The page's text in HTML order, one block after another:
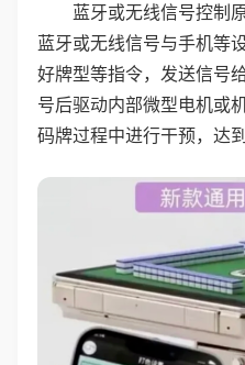
蓝牙或无线信号控制
蓝牙或无线信号与手机等
好牌型等指令，发送信号
号后驱动内部微型电机或
码牌过程中进行干预，达